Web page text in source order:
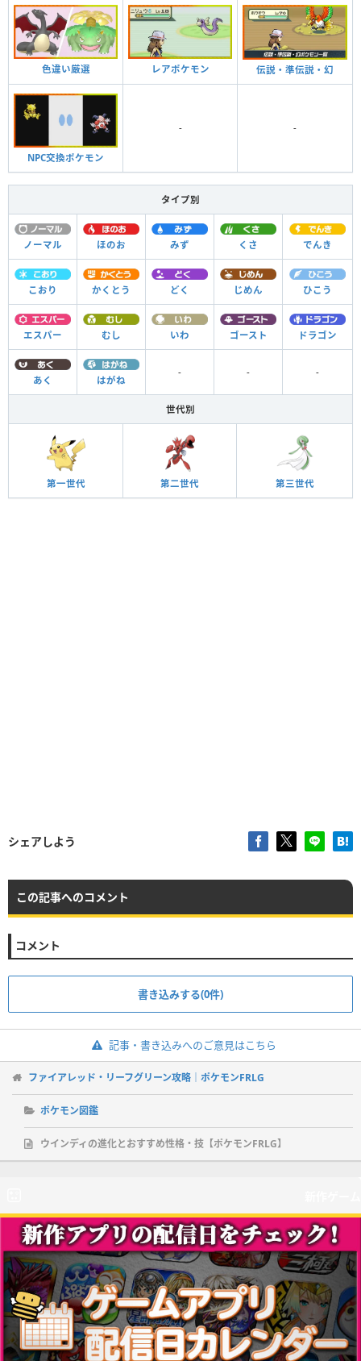
色違い厳選 レアポケモン 伝説・準伝説・幻
NPC交換ポケモン
- -
タイプ別
ノーマル ほのお みず くさ でんき
こおり かくとう どく じめん ひこう
エスパー むし いわ ゴースト ドラゴン
あく はがね
- - -
世代別
第一世代 第二世代 第三世代
シェアしよう
この記事へのコメント
コメント
書き込みする(0件)
記事・書き込みへのご意見はこちら
ファイアレッド・リーフグリーン攻略｜ポケモンFRLG
ポケモン図鑑
ウインディの進化とおすすめ性格・技【ポケモンFRLG】